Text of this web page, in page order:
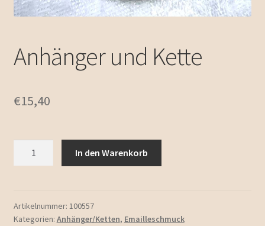
Anhänger und Kette
€15,40
In den Warenkorb
Artikelnummer: 100557
Kategorien: Anhänger/Ketten, Emailleschmuck